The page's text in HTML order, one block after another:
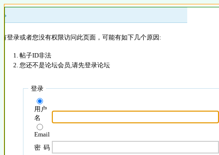
»
登录或者您没有权限访问此页面，可能有如下几个原因:
帖子ID非法
您还不是论坛会员,请先登录论坛
登录
用户
名
Email
密 码